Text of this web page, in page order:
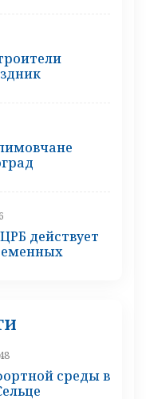
действует
среды в